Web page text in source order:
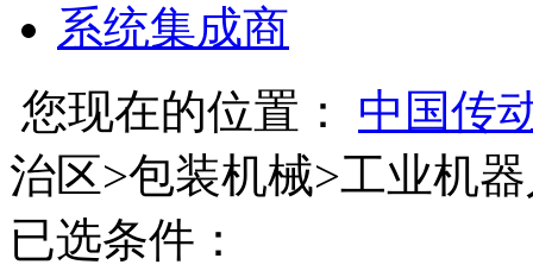
系统集成商
您现在的位置：
中国传
治区>包装机械>工业机
已选条件：